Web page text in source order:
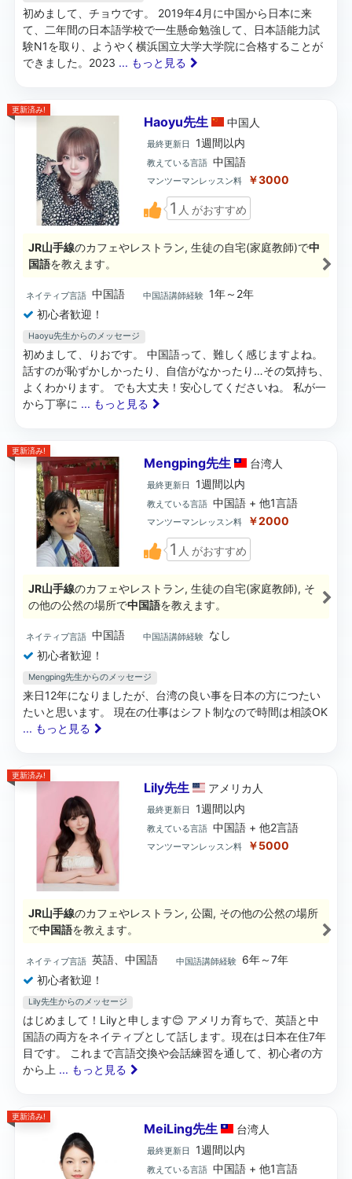
初めまして、チョウです。 2019年4月に中国から日本に来
て、二年間の日本語学校で一生懸命勉強して、日本語能力試
験N1を取り、ようやく横浜国立大学大学院に合格することが
できました。2023 ... もっと見る
更新済み!
Haoyu先生 中国 人
最終更新日 1週間以内
教えている言語 中国語
マンツーマンレッスン料 ￥3000
1 人 がおすすめ
JR山手線のカフェやレストラン, 生徒の自宅(家庭教師)で中
国語を教えます。
ネイティブ言語 中国語 中国語講師経験 1年～2年
初心者歓迎！
Haoyu先生からのメッセージ
初めまして、りおです。 中国語って、難しく感じますよね。
話すのが恥ずかしかったり、自信がなかったり…その気持ち、
よくわかります。 でも大丈夫！安心してくださいね。 私が一
から丁寧に ... もっと見る
更新済み!
Mengping先生 台湾人
最終更新日 1週間以内
教えている言語 中国語 + 他1言語
マンツーマンレッスン料 ￥2000
1 人 がおすすめ
JR山手線のカフェやレストラン, 生徒の自宅(家庭教師), そ
の他の公然の場所で中国語を教えます。
ネイティブ言語 中国語 中国語講師経験
なし
初心者歓迎！
Mengping先生からのメッセージ
来日12年になりましたが、台湾の良い事を日本の方につたい
たいと思います。 現在の仕事はシフト制なので時間は相談OK
... もっと見る
更新済み!
Lily先生 アメリカ 人
最終更新日 1週間以内
教えている言語 中国語 + 他2言語
マンツーマンレッスン料 ￥5000
JR山手線のカフェやレストラン, 公園, その他の公然の場所
で中国語を教えます。
ネイティブ言語 英語、中国語 中国語講師経験
6年～7年
初心者歓迎！
Lily先生からのメッセージ
はじめまして！Lilyと申します😊 アメリカ育ちで、英語と中
国語の両方をネイティブとして話します。現在は日本在住7年
目です。 これまで言語交換や会話練習を通して、初心者の方
から上 ... もっと見る
更新済み!
MeiLing先生 台湾人
最終更新日 1週間以内
教えている言語 中国語 + 他1言語